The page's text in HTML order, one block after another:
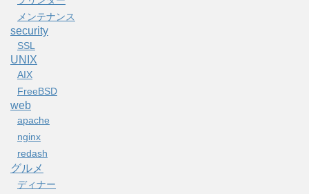
メンテナンス
security
SSL
UNIX
AIX
FreeBSD
web
apache
nginx
redash
グルメ
ディナー